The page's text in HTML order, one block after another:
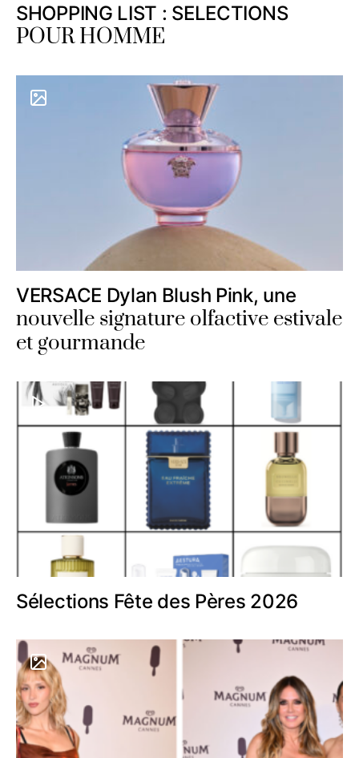
SHOPPING LIST : SELECTIONS
POUR HOMME
VERSACE Dylan Blush Pink, une
nouvelle signature olfactive estivale
et gourmande
Sélections Fête des Pères 2026